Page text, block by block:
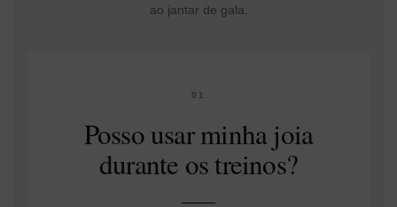
ao jantar de gala.
01
Posso usar minha joia
durante os treinos?